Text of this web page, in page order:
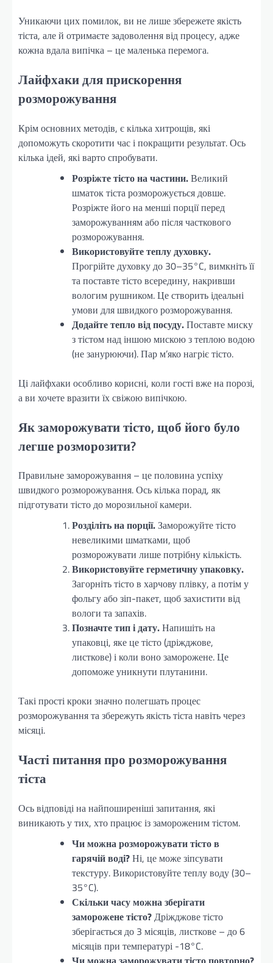
Уникаючи цих помилок, ви не лише збережете якість
тіста, але й отримаєте задоволення від процесу, адже
кожна вдала випічка – це маленька перемога.
Лайфхаки для прискорення
розморожування
Крім основних методів, є кілька хитрощів, які
допоможуть скоротити час і покращити результат. Ось
кілька ідей, які варто спробувати.
Розріжте тісто на частини.Великий
шматок тіста розморожується довше.
Розріжте його на менші порції перед
заморожуванням або після часткового
розморожування.
Використовуйте теплу духовку.
Прогрійте духовку до 30–35°C, вимкніть її
та поставте тісто всередину, накривши
вологим рушником. Це створить ідеальні
умови для швидкого розморожування.
Додайте тепло від посуду.Поставте миску
з тістом над іншою мискою з теплою водою
(не занурюючи). Пар м’яко нагріє тісто.
Ці лайфхаки особливо корисні, коли гості вже на порозі,
а ви хочете вразити їх свіжою випічкою.
Як заморожувати тісто, щоб його було
легше розморозити?
Правильне заморожування – це половина успіху
швидкого розморожування. Ось кілька порад, як
підготувати тісто до морозильної камери.
Розділіть на порції.Заморожуйте тісто
невеликими шматками, щоб
розморожувати лише потрібну кількість.
Використовуйте герметичну упаковку.
Загорніть тісто в харчову плівку, а потім у
фольгу або зіп-пакет, щоб захистити від
вологи та запахів.
Позначте тип і дату.Напишіть на
упаковці, яке це тісто (дріжджове,
листкове) і коли воно заморожене. Це
допоможе уникнути плутанини.
Такі прості кроки значно полегшать процес
розморожування та збережуть якість тіста навіть через
місяці.
Часті питання про розморожування
тіста
Ось відповіді на найпоширеніші запитання, які
виникають у тих, хто працює із замороженим тістом.
Чи можна розморожувати тісто в
гарячій воді?Ні, це може зіпсувати
текстуру. Використовуйте теплу воду (30–
35°C).
Скільки часу можна зберігати
заморожене тісто?Дріжджове тісто
зберігається до 3 місяців, листкове – до 6
місяців при температурі -18°C.